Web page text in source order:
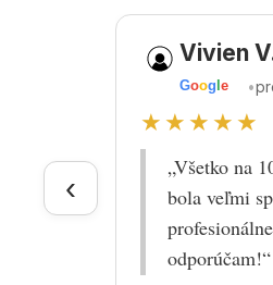
‹
Vivien
Goog le •
★★★★★
„Všetko na
bola veľmi
odporúčam!“